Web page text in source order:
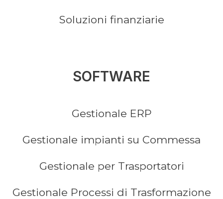
Soluzioni finanziarie
SOFTWARE
Gestionale ERP
Gestionale impianti su Commessa
Gestionale per Trasportatori
Gestionale Processi di Trasformazione